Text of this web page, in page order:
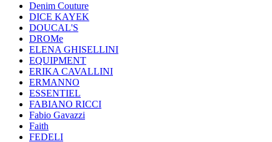
Denim Couture
DICE KAYEK
DOUCAL'S
DROMe
ELENA GHISELLINI
EQUIPMENT
ERIKA CAVALLINI
ERMANNO
ESSENTIEL
FABIANO RICCI
Fabio Gavazzi
Faith
FEDELI